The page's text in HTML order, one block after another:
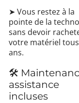
➤ Vous restez à la
pointe de la
sans devoir
votre matériel
ans.
🛠️
assistance
incluses